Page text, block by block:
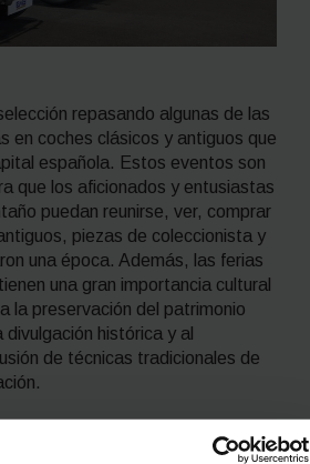
repasando algunas de las
en coches clásicos y antiguos que
española. Estos eventos son
que los aficionados y entusiastas
puedan reunirse, ver, comprar
piezas de coleccionista y
una época. Además, las ferias
una gran importancia cultural
la preservación del patrimonio
histórica y al
de técnicas tradicionales de
: del 21 al 23 de febreroel